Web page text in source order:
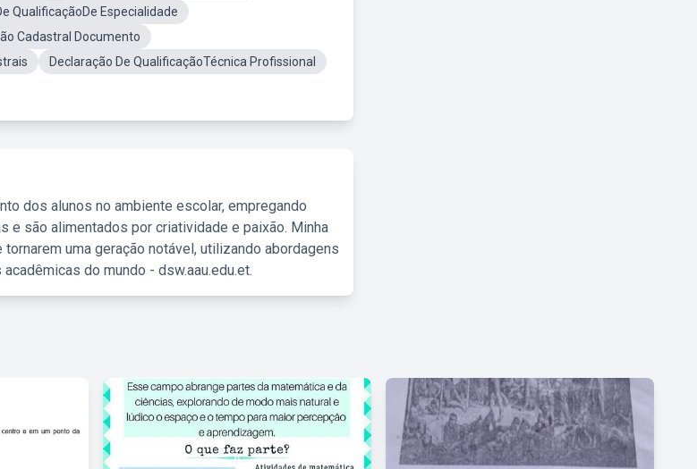
QualificaçãoDe Especialidade
Cadastral Documento
Declaração De QualificaçãoTécnica Profissional
dos alunos no ambiente escolar, empregando
são alimentados por criatividade e paixão. Minha
uma geração notável, utilizando abordagens
do mundo - dsw.aau.edu.et.